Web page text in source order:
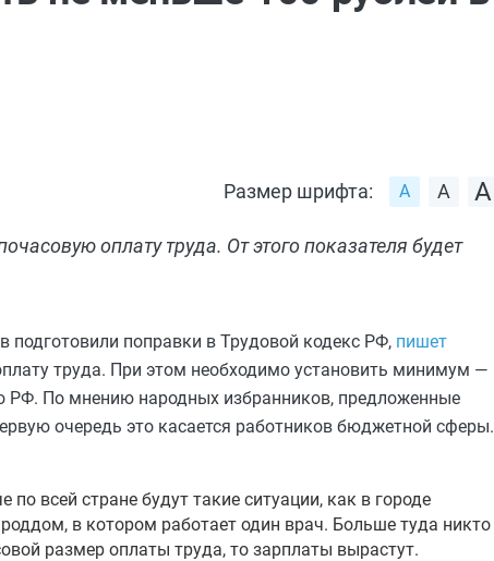
Размер шрифта:
оплату труда. От этого показателя будет
поправки в Трудовой кодекс РФ, пишет
труда. При этом необходимо установить минимум —
РФ. По мнению народных избранников, предложенные
очередь это касается работников бюджетной сферы.
всей стране будут такие ситуации, как в городе
в котором работает один врач. Больше туда никто
размер оплаты труда, то зарплаты вырастут.